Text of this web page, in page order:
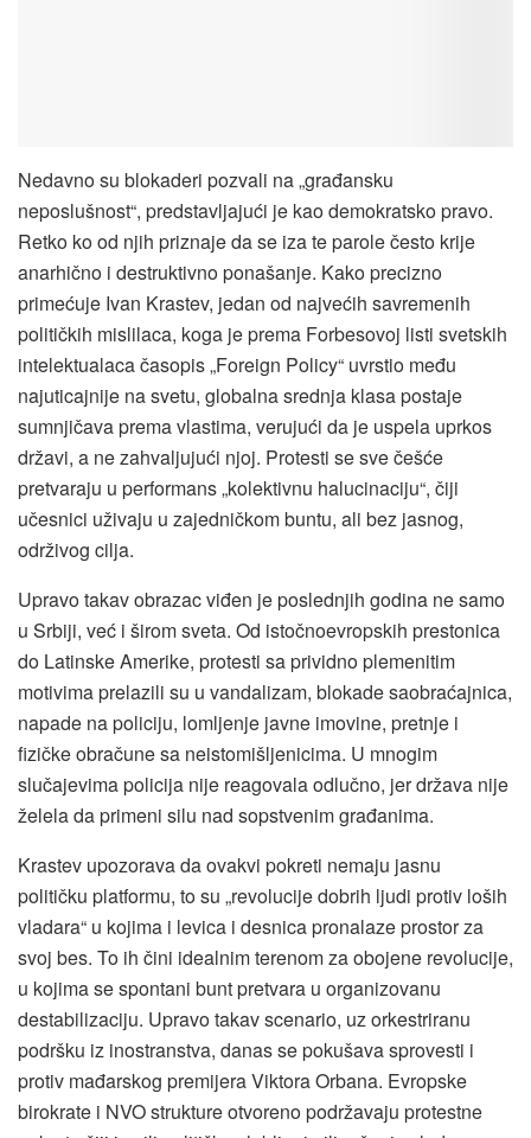
Nedavno su blokaderi pozvali na „građansku
neposlušnost“, predstavljajući je kao demokratsko pravo.
Retko ko od njih priznaje da se iza te parole često krije
anarhično i destruktivno ponašanje. Kako precizno
primećuje Ivan Krastev, jedan od najvećih savremenih
političkih mislilaca, koga je prema Forbesovoj listi svetskih
intelektualaca časopis „Foreign Policy“ uvrstio među
najuticajnije na svetu, globalna srednja klasa postaje
sumnjičava prema vlastima, verujući da je uspela uprkos
državi, a ne zahvaljujući njoj. Protesti se sve češće
pretvaraju u performans „kolektivnu halucinaciju“, čiji
učesnici uživaju u zajedničkom buntu, ali bez jasnog,
održivog cilja.
Upravo takav obrazac viđen je poslednjih godina ne samo
u Srbiji, već i širom sveta. Od istočnoevropskih prestonica
do Latinske Amerike, protesti sa prividno plemenitim
motivima prelazili su u vandalizam, blokade saobraćajnica,
napade na policiju, lomljenje javne imovine, pretnje i
fizičke obračune sa neistomišljenicima. U mnogim
slučajevima policija nije reagovala odlučno, jer država nije
želela da primeni silu nad sopstvenim građanima.
Krastev upozorava da ovakvi pokreti nemaju jasnu
političku platformu, to su „revolucije dobrih ljudi protiv loših
vladara“ u kojima i levica i desnica pronalaze prostor za
svoj bes. To ih čini idealnim terenom za obojene revolucije,
u kojima se spontani bunt pretvara u organizovanu
destabilizaciju. Upravo takav scenario, uz orkestriranu
podršku iz inostranstva, danas se pokušava sprovesti i
protiv mađarskog premijera Viktora Orbana. Evropske
birokrate i NVO strukture otvoreno podržavaju protestne